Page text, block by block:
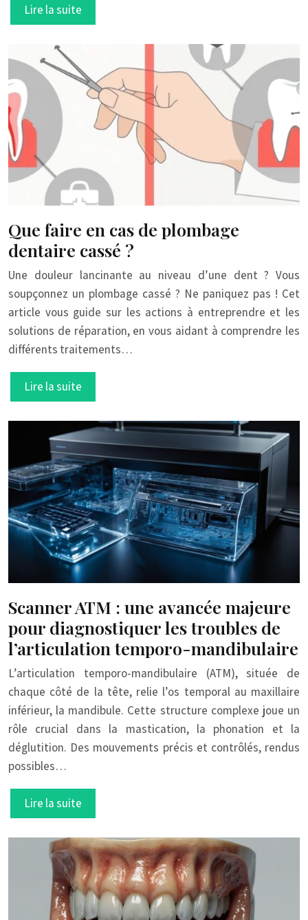
Lire la suite
Que faire en cas de plombage
dentaire cassé ?
Une douleur lancinante au niveau d’une dent ? Vous
soupçonnez un plombage cassé ? Ne paniquez pas ! Cet
article vous guide sur les actions à entreprendre et les
solutions de réparation, en vous aidant à comprendre les
différents traitements…
Lire la suite
Scanner ATM : une avancée majeure
pour diagnostiquer les troubles de
l’articulation temporo-mandibulaire
L’articulation temporo-mandibulaire (ATM), située de
chaque côté de la tête, relie l’os temporal au maxillaire
inférieur, la mandibule. Cette structure complexe joue un
rôle crucial dans la mastication, la phonation et la
déglutition. Des mouvements précis et contrôlés, rendus
possibles…
Lire la suite